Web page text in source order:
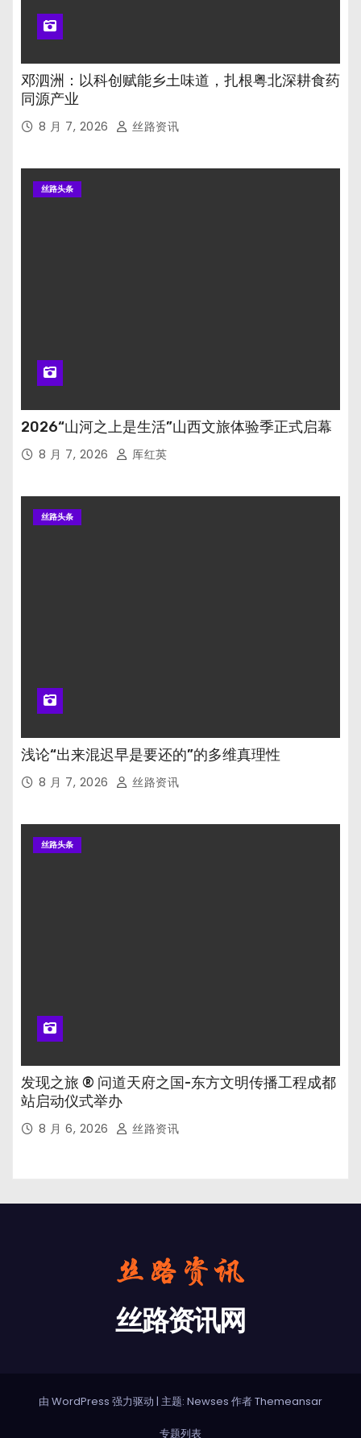
邓泗洲：以科创赋能乡土味道，扎根粤北深耕食药
同源产业
8 月 7, 2026 丝路资讯
丝路头条
2026“山河之上是生活”山西文旅体验季正式启幕
8 月 7, 2026 厍红英
丝路头条
浅论“出来混迟早是要还的”的多维真理性
8 月 7, 2026 丝路资讯
丝路头条
发现之旅 ® 问道天府之国-东方文明传播工程成都
站启动仪式举办
8 月 6, 2026 丝路资讯
丝路资讯网
由 WordPress 强力驱动 | 主题: Newses 作者Themeansar
专题列表